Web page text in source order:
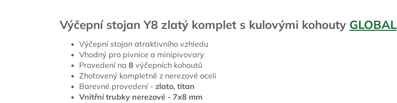
Výčepní stojan Y8 zlatý komplet s kulovými kohouty GLOBAL
Výčepní stojan atraktivního vzhledu
Vhodný pro pivnice a minipivovary
Provedení na 8 výčepních kohoutů
Zhotovený kompletně z nerezové oceli
Barevné provedení - zlato, titan
Vnitřní trubky nerezové - 7x8 mm